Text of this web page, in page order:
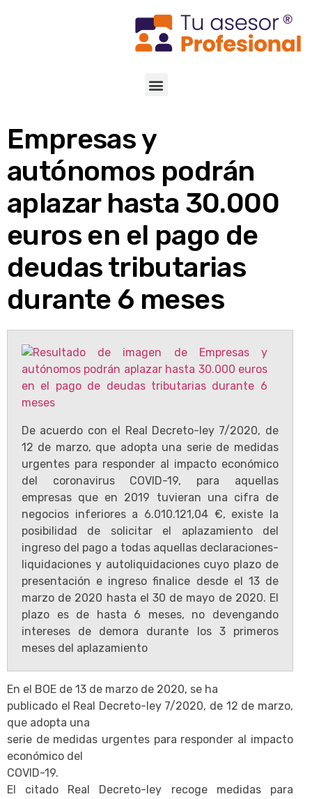
Empresas y
autónomos podrán
aplazar hasta 30.000
euros en el pago de
deudas tributarias
durante 6 meses
De acuerdo con el Real Decreto-ley 7/2020, de
12 de marzo, que adopta una serie de medidas
urgentes para responder al impacto económico
del coronavirus COVID-19, para aquellas
empresas que en 2019 tuvieran una cifra de
negocios inferiores a 6.010.121,04 €, existe la
posibilidad de solicitar el aplazamiento del
ingreso del pago a todas aquellas declaraciones-
liquidaciones y autoliquidaciones cuyo plazo de
presentación e ingreso finalice desde el 13 de
marzo de 2020 hasta el 30 de mayo de 2020. El
plazo es de hasta 6 meses, no devengando
intereses de demora durante los 3 primeros
meses del aplazamiento
En el BOE de 13 de marzo de 2020, se ha
publicado el Real Decreto-ley 7/2020, de 12 de marzo,
que adopta una
serie de medidas urgentes para responder al impacto
económico del
COVID-19.
El citado Real Decreto-ley recoge medidas para